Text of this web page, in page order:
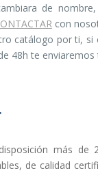
de
con
catálogo por ti, si
48h te
más de
de calidad